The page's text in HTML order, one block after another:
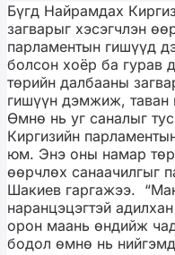
Бүгд Найрамдах
загварыг хэсэгчлэн
парламентын гишүүд
болсон хоёр ба гурав
төрийн далбааны
гишүүн дэмжиж, таван
Өмнө нь уг саналыг
Киргизийн
юм. Энэ оны намар
өөрчлөх санаачилгыг
Шакиев гаргажээ.
наранцэцэгтэй
орон маань өндийж
бодол өмнө нь